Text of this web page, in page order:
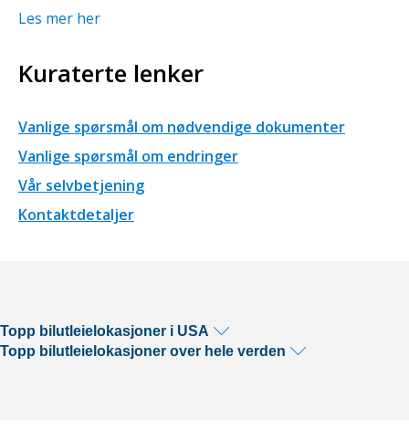
Les mer her
Kuraterte lenker
Vanlige spørsmål om nødvendige dokumenter
Vanlige spørsmål om endringer
Vår selvbetjening
Kontaktdetaljer
Topp bilutleielokasjoner i USA
Topp bilutleielokasjoner over hele verden